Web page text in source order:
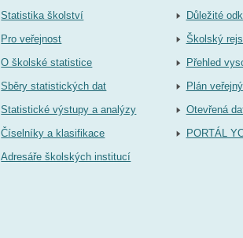
Statistika školství
Pro veřejnost
O školské statistice
Sběry statistických dat
Statistické výstupy a analýzy
Číselníky a klasifikace
Adresáře školských institucí
Důležité
Školský
Přehled
Plán
Otevřená
PORTÁL